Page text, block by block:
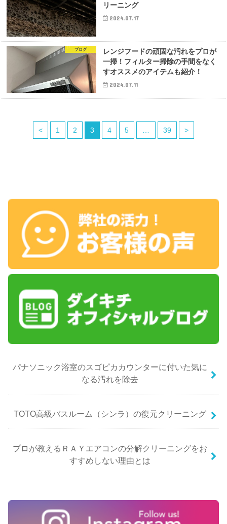
リーニング
2024.07.17
ブログ
レンジフードの頑固な汚れをプロが
一掃！フィルター掃除の手間をなく
すオススメのアイテムも紹介！
2024.07.11
< 1 2 3 4 5 39 >
パナソニック浴室のスゴピカカウンターに付いた気に
なる汚れを除去
TOTO高級バスルーム（シンラ）の復元クリーニング
プロが教えるＲＡＹエアコンの分解クリーニングをお
すすめしない理由とは